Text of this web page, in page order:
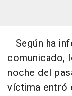
Según ha
comunicado,
noche del
víctima entró